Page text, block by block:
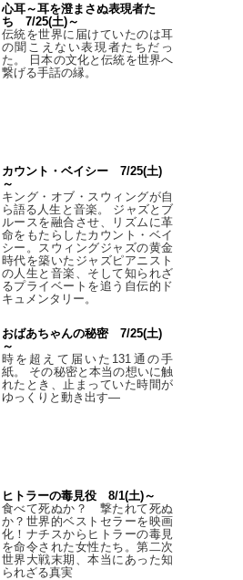
心耳～耳を澄まさぬ表現者た
ち 7/25(土)～
伝統を世界に届けていたのは耳
の聞こえない表現者たちだっ
た。 日本の文化と伝統を世界へ
繋げる手話の縁。
カウント・ベイシー 7/25(土)
～
キング・オブ・スウィングが自
ら語る人生と音楽。 ジャズとブ
ルースを融合させ、リズムに革
命をもたらしたカウント・ベイ
シー。スウィングジャズの黄金
時代を築いたジャズピアニスト
の人生と音楽、そして知られざ
るプライベートを追う自伝的ド
キュメンタリー。
おばあちゃんの秘密 7/25(土)
～
時を超えて届いた131通の手
紙。 その秘密と本当の想いに触
れたとき、止まっていた時間が
ゆっくりと動き出す―
ヒトラーの毒見役 8/1(土)～
食べて死ぬか？ 撃たれて死ぬ
か？世界的ベストセラーを映画
化！ナチスからヒトラーの毒見
を命令された女性たち。第二次
世界大戦末期、本当にあった知
られざる真実